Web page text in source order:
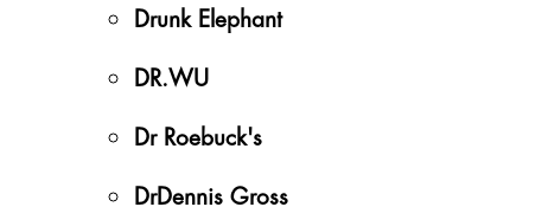
Drunk Elephant
DR.WU
Dr Roebuck's
DrDennis Gross